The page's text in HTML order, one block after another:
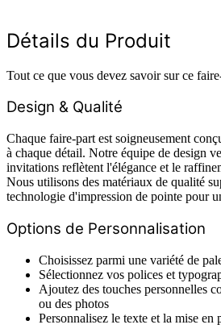
Détails du Produit
Tout ce que vous devez savoir sur ce
Design & Qualité
Chaque faire-part est soigneusement
à chaque détail. Notre équipe de design
invitations reflètent l'élégance et le
Nous utilisons des matériaux de qualité
technologie d'impression de pointe pour
Options de Personnalisation
Choisissez parmi une variété de
Sélectionnez vos polices et
Ajoutez des touches personnelles
ou des photos
Personnalisez le texte et la mise en